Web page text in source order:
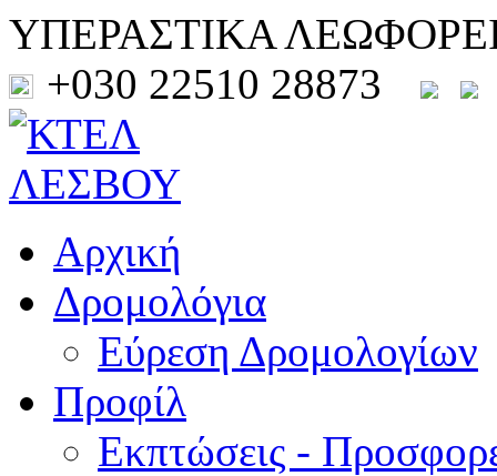
ΥΠΕΡΑΣΤΙΚΑ
+030 22510 28873
Αρχική
Δρομολόγια
Εύρεση Δρομολογίων
Προφίλ
Εκπτώσεις -